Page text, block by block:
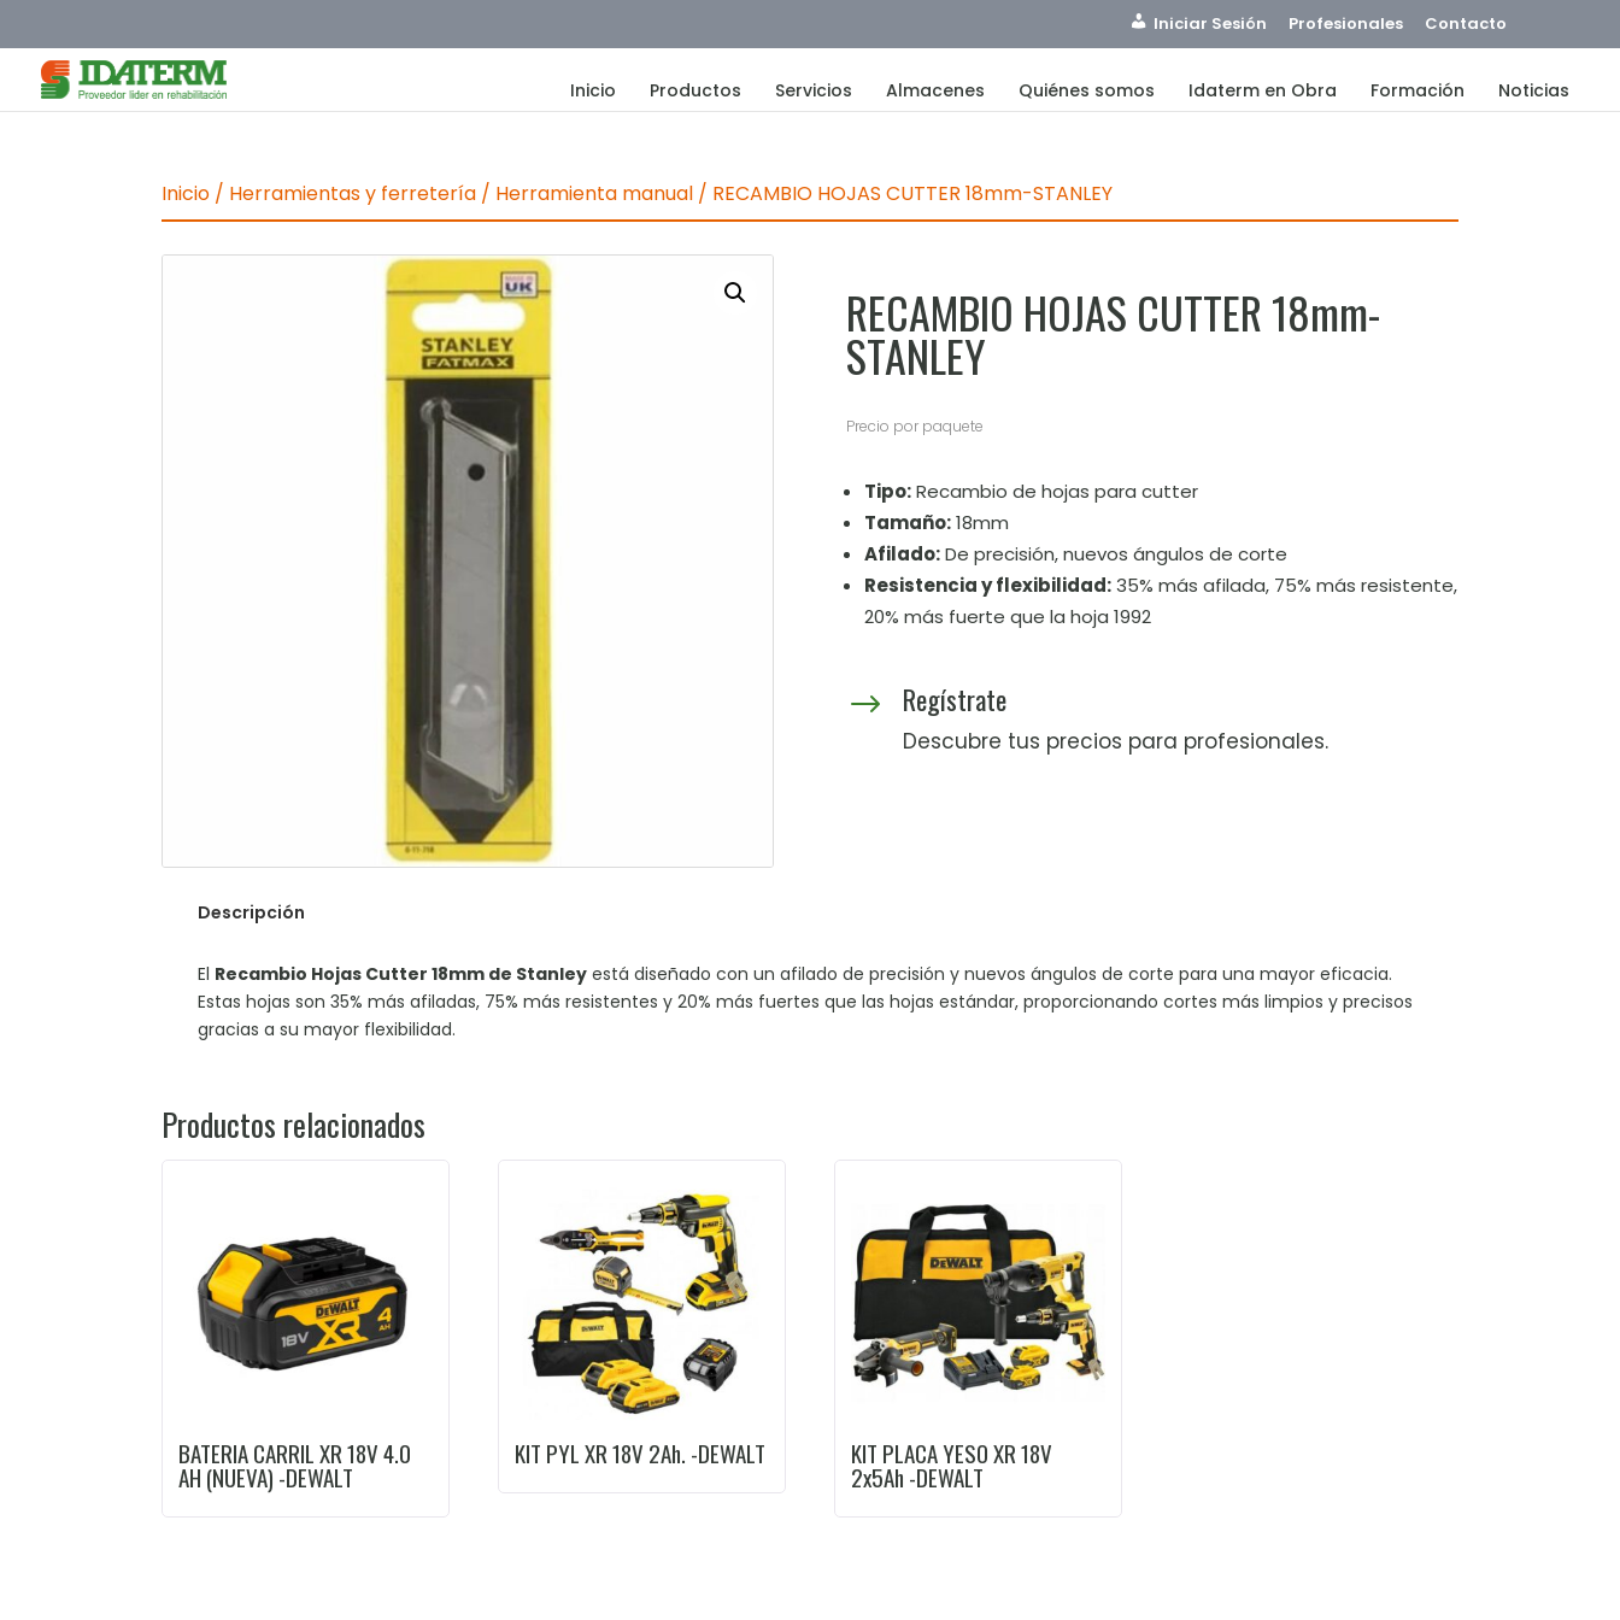
Iniciar Sesión Profesionales Contacto
Inicio Productos Servicios Almacenes Quiénes somos Idaterm en Obra Formación Noticias
Inicio / Herramientas y ferretería / Herramienta manual / RECAMBIO HOJAS CUTTER 18mm-STANLEY
RECAMBIO HOJAS CUTTER 18mm-
STANLEY
Precio por paquete
Tipo:Recambio de hojas para cutter
Tamaño:18mm
Afilado:De precisión, nuevos ángulos de corte
Resistencia y flexibilidad:35% más afilada, 75% más resistente,
20% más fuerte que la hoja 1992
$ Regístrate
Descubre tus precios para profesionales.
Descripción
El Recambio Hojas Cutter 18mm de Stanley está diseñado con un afilado de precisión y nuevos ángulos de corte para una mayor eficacia.
Estas hojas son 35% más afiladas, 75% más resistentes y 20% más fuertes que las hojas estándar, proporcionando cortes más limpios y precisos
gracias a su mayor flexibilidad.
Productos relacionados
BATERIA CARRIL XR 18V 4.0
AH (NUEVA) -DEWALT
KIT PYL XR 18V 2Ah. -DEWALT KIT PLACA YESO XR 18V
2x5Ah -DEWALT